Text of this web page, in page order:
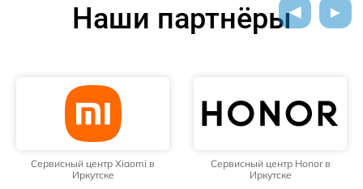
Наши партнёры
Сервисный центр Xiaomi в
Иркутске
Сервисный центр Honor в
Иркутске